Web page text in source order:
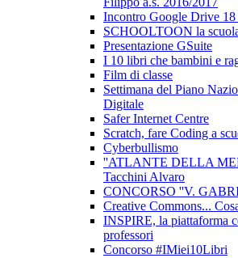
Incontro Google Drive 18
SCHOOLTOON la
Presentazione GSuite
I 10 libri che bambini e
Film di classe
Settimana del Piano
Digitale
Safer Internet Centre
Scratch, fare Coding a
Cyberbullismo
''ATLANTE DELLA
Tacchini Alvaro
CONCORSO ''V.
Creative Commons...
INSPIRE, la piattaforma
professori
Concorso #IMiei10Libri